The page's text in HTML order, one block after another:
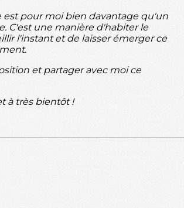
est pour moi bien davantage qu'un
C'est une manière d'habiter le
l'instant et de laisser émerger ce
et partager avec moi ce
à très bientôt !